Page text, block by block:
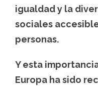
igualdad y la
sociales
personas.
Y esta
Europa ha sido